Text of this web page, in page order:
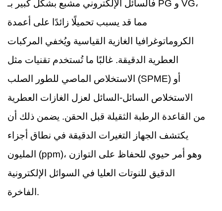
فالسائل الإلكتروني مشبع بشكل كبير بـ PG و VG،
مما قد يسبب تحميلًا زائدًا على أعمدة
الكروماتوغرافيا الغازية القياسية ويُخفي المركبات
العطرية الدقيقة. غالبًا ما تُستخدم تقنيات مثل
الاستخلاص الماصي للطور الصلب (SPME) أو
الاستخلاص السائل-السائل لعزل الغازات العطرية
من القاعدة الرطبة الثقيلة قبل الحقن. يضمن ذلك أن
يكتشف الجهاز التغيرات الدقيقة في نطاق أجزاء
المليون (ppm)، وهو أمر حيوي للحفاظ على التوازن
الدقيق للنوتات العليا في السوائل الإلكترونية
الفاخرة.